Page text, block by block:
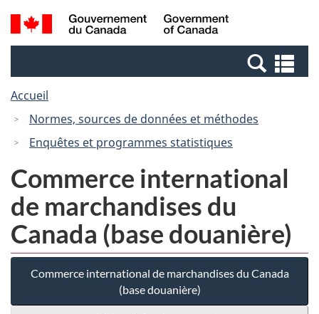
Passer
au
Passer
à
Canada
Recherche
et
et
Accueil
Normes, sources de données et méthodes
Enquêtes et programmes statistiques
Commerce international
de marchandises du
Canada (base douanière)
Commerce international de marchandises du Canada
(base douanière)